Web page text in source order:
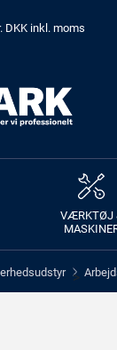
DKK inkl. moms
VÆRKTØJ
>